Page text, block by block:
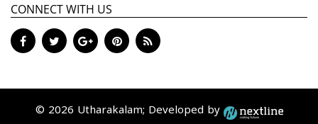
CONNECT WITH US
© 2026 Utharakalam; Developed by